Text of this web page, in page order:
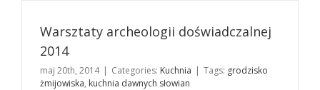
Warsztaty archeologii doświadczalnej
2014
maj 20th, 2014 | Categories: Kuchnia | Tags: grodzisko
żmijowiska, kuchnia dawnych słowian